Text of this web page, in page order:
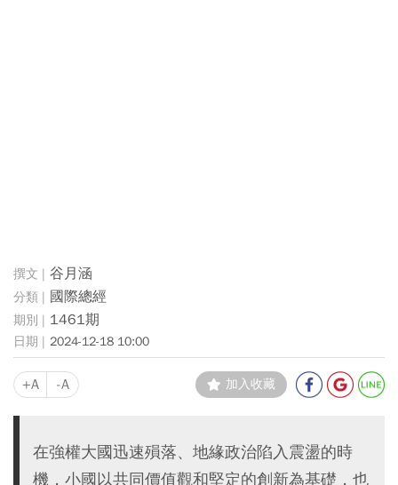
谷月涵
國際總經
1461期
2024-12-18 10:00
+A -A 加入收藏
在強權大國迅速殞落、地緣政治陷入震盪的時
機，小國以共同價值觀和堅定的創新為基礎，也